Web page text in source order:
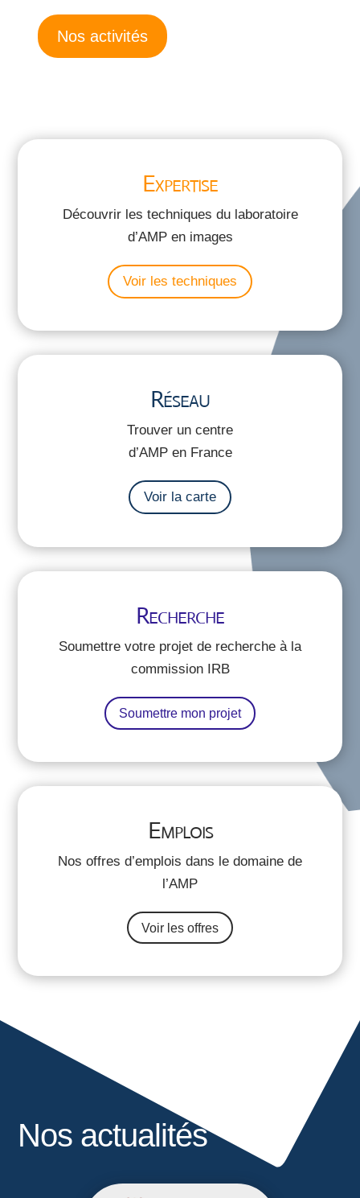
Nos activités
Expertise
Découvrir les techniques du laboratoire
d’AMP en images
Voir les techniques
Réseau
Trouver un centre
d’AMP en France
Voir la carte
Recherche
Soumettre votre projet de recherche à la
commission IRB
Soumettre mon projet
Emplois
Nos offres d’emplois dans le domaine de
l’AMP
Voir les offres
Nos actualités